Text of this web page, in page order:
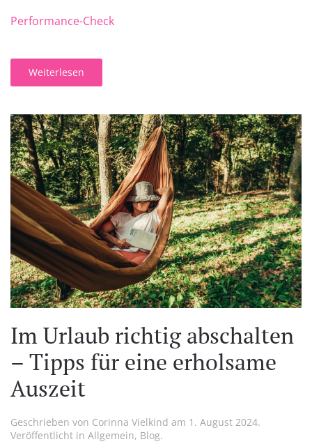
Performance-Check
Weiterlesen
Im Urlaub richtig abschalten
– Tipps für eine erholsame
Auszeit
Geschrieben von Corinna Vielkind am 1. August 2024.
Veröffentlicht in Allgemein, Blog.